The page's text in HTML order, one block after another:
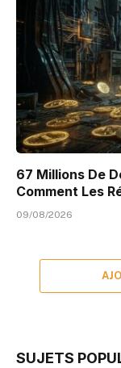
67 Millions De
Comment Les
09/08/2026
SUJETS